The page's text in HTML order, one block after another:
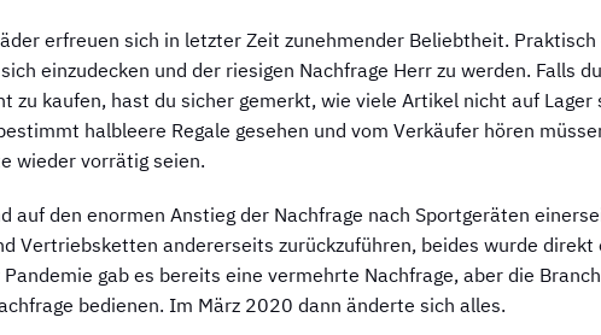
erfreuen sich in letzter Zeit zunehmender Beliebtheit.
einzudecken und der riesigen Nachfrage Herr zu werden. Falls
zu kaufen, hast du sicher gemerkt, wie viele Artikel nicht auf Lager
halbleere Regale gesehen und vom Verkäufer hören
wieder vorrätig seien.
auf den enormen Anstieg der Nachfrage nach Sportgeräten
Vertriebsketten andererseits zurückzuführen, beides wurde
gab es bereits eine vermehrte Nachfrage, aber die
bedienen. Im März 2020 dann änderte sich alles.